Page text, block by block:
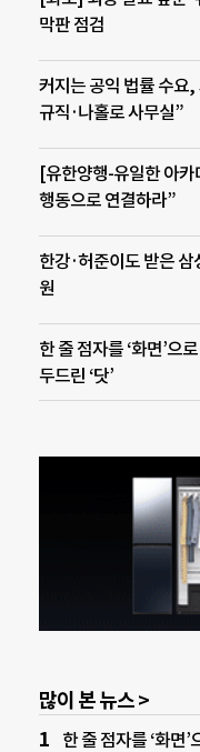
막판 점검
커지는 공익 법률 수요
규직·나홀로 사무실”
[유한양행-유일한 아
행동으로 연결하라”
한강·허준이도 받은
원
한 줄 점자를 ‘화면’으
두드린 ‘닷’
많이 본 뉴스 >
한 줄 점자를 ‘화면